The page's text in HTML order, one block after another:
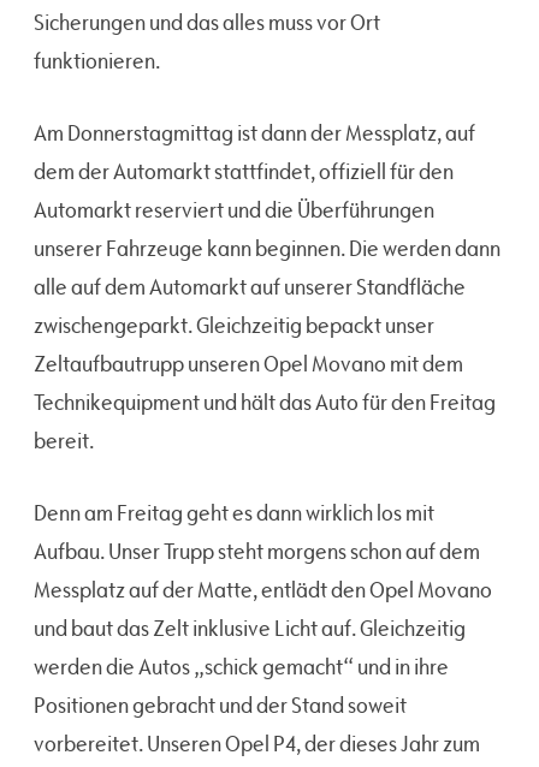
Sicherungen und das alles muss vor Ort
funktionieren.
Am Donnerstagmittag ist dann der Messplatz, auf
dem der Automarkt stattfindet, offiziell für den
Automarkt reserviert und die Überführungen
unserer Fahrzeuge kann beginnen. Die werden dann
alle auf dem Automarkt auf unserer Standfläche
zwischengeparkt. Gleichzeitig bepackt unser
Zeltaufbautrupp unseren Opel Movano mit dem
Technikequipment und hält das Auto für den Freitag
bereit.
Denn am Freitag geht es dann wirklich los mit
Aufbau. Unser Trupp steht morgens schon auf dem
Messplatz auf der Matte, entlädt den Opel Movano
und baut das Zelt inklusive Licht auf. Gleichzeitig
werden die Autos „schick gemacht“ und in ihre
Positionen gebracht und der Stand soweit
vorbereitet. Unseren Opel P4, der dieses Jahr zum